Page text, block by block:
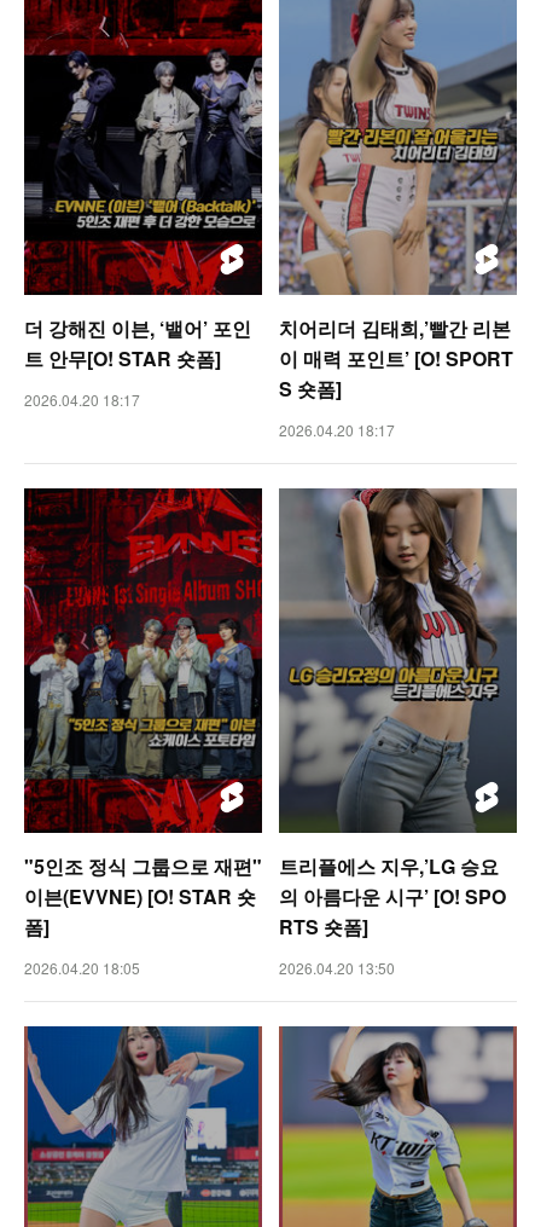
더 강해진 이븐, ‘뱉어’ 포인
트 안무[O! STAR 숏폼]
2026.04.20 18:17
치어리더 김태희,’빨간 리본
이 매력 포인트’ [O! SPORT
S 숏폼]
2026.04.20 18:17
"5인조 정식 그룹으로 재편"
이븐(EVVNE) [O! STAR 숏
폼]
2026.04.20 18:05
트리플에스 지우,’LG 승요
의 아름다운 시구’ [O! SPO
RTS 숏폼]
2026.04.20 13:50